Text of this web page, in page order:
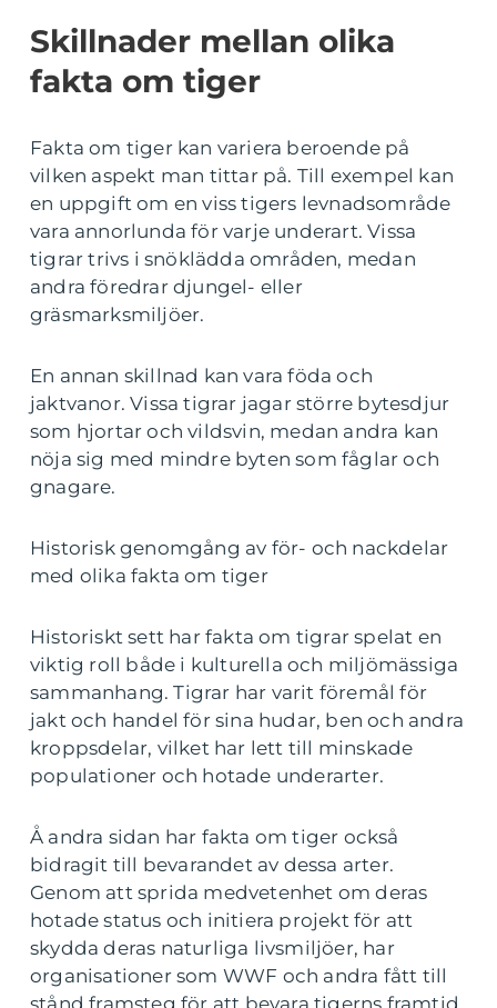
Skillnader mellan olika
fakta om tiger
Fakta om tiger kan variera beroende på
vilken aspekt man tittar på. Till exempel kan
en uppgift om en viss tigers levnadsområde
vara annorlunda för varje underart. Vissa
tigrar trivs i snöklädda områden, medan
andra föredrar djungel- eller
gräsmarksmiljöer.
En annan skillnad kan vara föda och
jaktvanor. Vissa tigrar jagar större bytesdjur
som hjortar och vildsvin, medan andra kan
nöja sig med mindre byten som fåglar och
gnagare.
Historisk genomgång av för- och nackdelar
med olika fakta om tiger
Historiskt sett har fakta om tigrar spelat en
viktig roll både i kulturella och miljömässiga
sammanhang. Tigrar har varit föremål för
jakt och handel för sina hudar, ben och andra
kroppsdelar, vilket har lett till minskade
populationer och hotade underarter.
Å andra sidan har fakta om tiger också
bidragit till bevarandet av dessa arter.
Genom att sprida medvetenhet om deras
hotade status och initiera projekt för att
skydda deras naturliga livsmiljöer, har
organisationer som WWF och andra fått till
stånd framsteg för att bevara tigerns framtid.